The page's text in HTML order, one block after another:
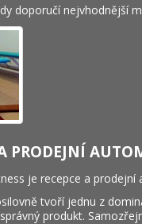
doporučí nejvhodnější
PRODEJNÍ
je recepce a
tvoří jednu z
produkt.